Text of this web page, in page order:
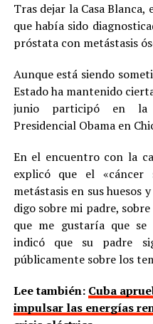
Tras dejar la Casa
que había sido
próstata con metástasis
Aunque está siendo
Estado ha mantenido
junio participó en la
Presidencial Obama en
En el encuentro con la
explicó que el «cáncer
metástasis en sus huesos
digo sobre mi padre,
que me gustaría que se
indicó que su padre
públicamente sobre los
Lee también: Cuba
impulsar las energías